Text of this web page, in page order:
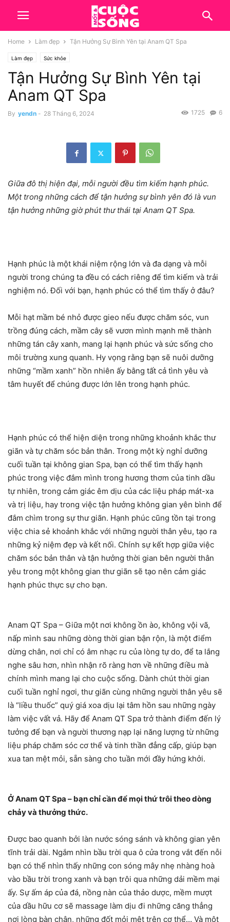
Home Làm đẹp Tận Hưởng Sự Bình Yên tại Anam QT Spa
Làm đẹp Sức khỏe
Tận Hưởng Sự Bình Yên tại
Anam QT Spa
By yendn - 28 Tháng 6, 2024 6
1725
Giữa đô thị hiện đại, mỗi người đều tìm kiếm hạnh phúc.
Một trong những cách để tận hưởng sự bình yên đó là vun
tận hưởng những giờ phút thư thái tại Anam QT Spa.
Hạnh phúc là một khái niệm rộng lớn và đa dạng và mỗi
người trong chúng ta đều có cách riêng để tìm kiếm và trải
nghiệm nó. Đối với bạn, hạnh phúc có thể tìm thấy ở đâu?
Mỗi hạt mầm bé nhỏ được gieo nếu được chăm sóc, vun
trồng đúng cách, mầm cây sẽ vươn mình mạnh mẽ thành
những tán cây xanh, mang lại hạnh phúc và sức sống cho
môi trường xung quanh. Hy vọng rằng bạn sẽ nuôi dưỡng
những “mầm xanh” hồn nhiên ấy bằng tất cả tình yêu và
tâm huyết để chúng được lớn lên trong hạnh phúc.
Hạnh phúc có thể hiện diện trong những khoảnh khắc thư
giãn và tự chăm sóc bản thân. Trong một kỳ nghỉ dưỡng
cuối tuần tại không gian Spa, bạn có thể tìm thấy hạnh
phúc trong việc đắm mình trong hương thơm của tinh dầu
tự nhiên, trong cảm giác êm dịu của các liệu pháp mát-xa
và trị liệu, hay trong việc tận hưởng không gian yên bình để
đắm chìm trong sự thư giãn. Hạnh phúc cũng tồn tại trong
việc chia sẻ khoảnh khắc với những người thân yêu, tạo ra
những kỷ niệm đẹp và kết nối. Chính sự kết hợp giữa việc
chăm sóc bản thân và tận hưởng thời gian bên người thân
yêu trong một không gian thư giãn sẽ tạo nên cảm giác
hạnh phúc thực sự cho bạn.
Anam QT Spa – Giữa một nơi không ồn ào, không vội vã,
nấp mình sau những dòng thời gian bận rộn, là một điểm
dừng chân, nơi chỉ có âm nhạc ru của lòng tự do, để ta lắng
nghe sâu hơn, nhìn nhận rõ ràng hơn về những điều mà
chính mình mang lại cho cuộc sống. Dành chút thời gian
cuối tuần nghỉ ngơi, thư giãn cùng những người thân yêu sẽ
là “liều thuốc” quý giá xoa dịu lại tâm hồn sau những ngày
làm việc vất vả. Hãy để Anam QT Spa trở thành điểm đến lý
tưởng để bạn và người thương nạp lại năng lượng từ những
liệu pháp chăm sóc cơ thể và tinh thần đẳng cấp, giúp bạn
xua tan mệt mỏi, sẵn sàng cho tuần mới đầy hứng khởi.
Ở Anam QT Spa – bạn chỉ cần để mọi thứ trôi theo dòng
chảy và thưởng thức.
Được bao quanh bởi làn nước sóng sánh và không gian yên
tĩnh trải dài. Ngắm nhìn bầu trời qua ô cửa trong vắt đến nỗi
bạn có thể nhìn thấy những con sóng mây nhẹ nhàng hoà
vào bầu trời trong xanh và bạn trôi qua những dải mềm mại
ấy. Sự ấm áp của đá, nồng nàn của thảo dược, mềm mượt
của dầu hữu cơ sẽ massage làm dịu đi những căng thẳng
nơi lòng bàn chân, những đốt mỏi mệt trên cơ thể… Và một